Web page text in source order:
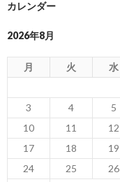
カレンダー
2026年8月
月 火 水
3
4 5
10
11 12
17
18 19
24
25 26